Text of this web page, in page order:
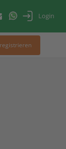
Login